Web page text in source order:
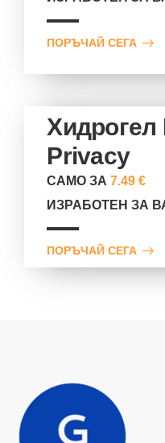
ПОРЪЧАЙ СЕГА
Хидрогел
Privacy
САМО ЗА7.49 €
ИЗРАБОТЕН ЗА
ПОРЪЧАЙ СЕГА